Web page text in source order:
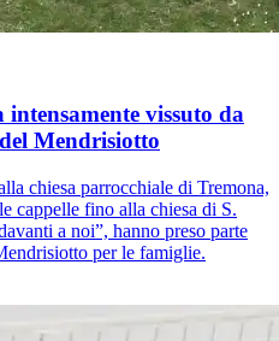
vissuto da
Mendrisiotto
chiesa parrocchiale di Tremona,
cappelle fino alla chiesa di S.
a noi”, hanno preso parte
per le famiglie.